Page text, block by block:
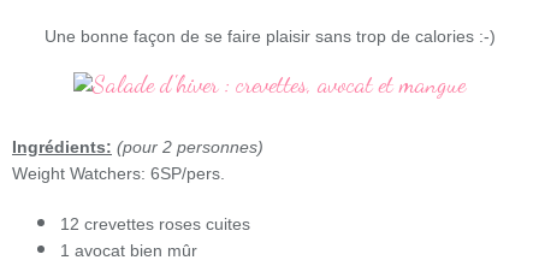
Une bonne façon de se faire plaisir sans trop de calories :-)
Ingrédients: (pour 2 personnes)
Weight Watchers: 6SP/pers.
12 crevettes roses cuites
1 avocat bien mûr